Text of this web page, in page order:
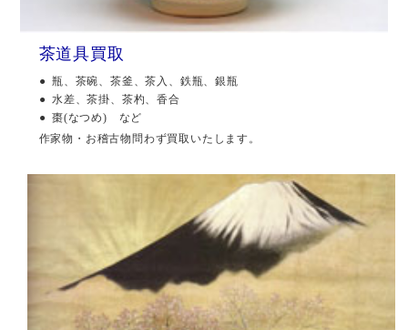
茶道具買取
瓶、茶碗、茶釜、茶入、鉄瓶、銀瓶
水差、茶掛、茶杓、香合
棗(なつめ) など
作家物・お稽古物問わず買取いたします。